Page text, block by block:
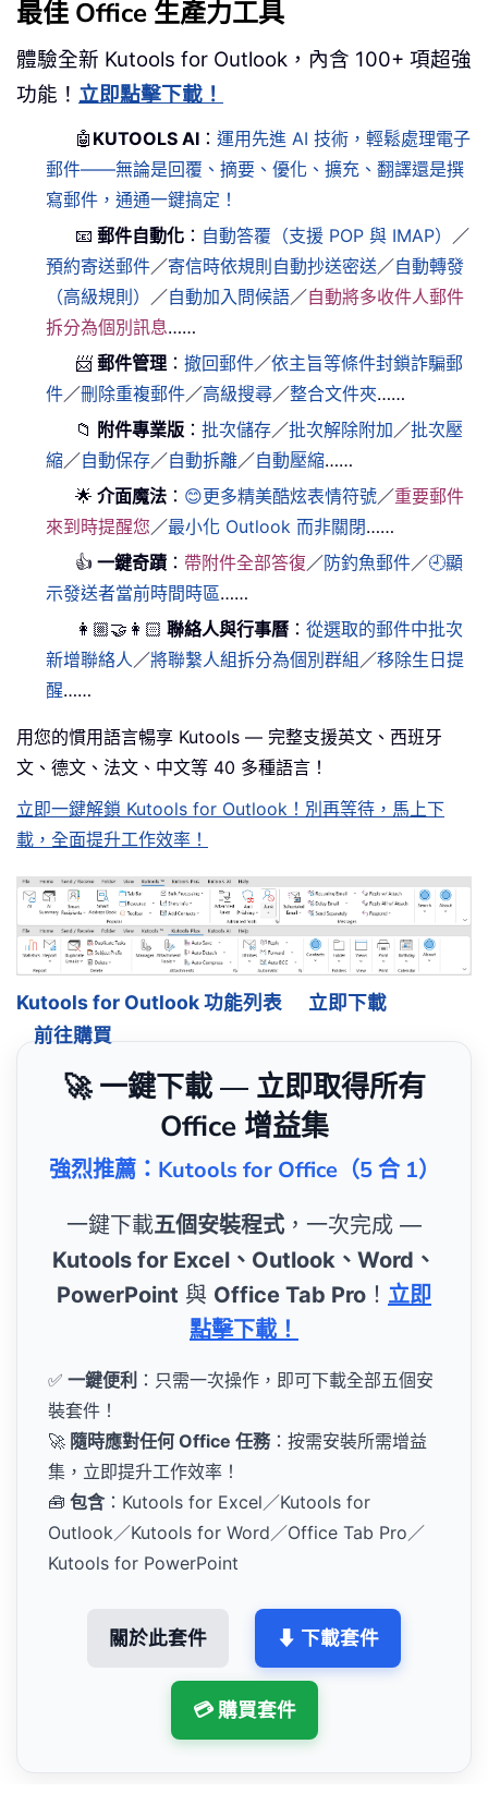
最佳 Office 生產力工具
體驗全新 Kutools for Outlook，內含 100+ 項超強
功能！ 立即點擊下載！
🤖 KUTOOLS AI ：運用先進 AI 技術，輕鬆處理電子
郵件——無論是回覆、摘要、優化、擴充、翻譯還是撰
寫郵件，通通一鍵搞定！
📧 郵件自動化 ： 自動答覆（支援 POP 與 IMAP） ／
預約寄送郵件／寄信時依規則自動抄送密送／自動轉發
（高級規則） ／自動加入問候語／自動將多收件人郵件
拆分為個別訊息……
📨 郵件管理 ：撤回郵件／依主旨等條件封鎖詐騙郵
件／刪除重複郵件／高級搜尋／整合文件夾……
📁 附件專業版 ：批次儲存／批次解除附加／批次壓
縮／自動保存／自動拆離／自動壓縮……
🌟 介面魔法 ： 😊更多精美酷炫表情符號／重要郵件
來到時提醒您／最小化 Outlook 而非關閉……
👍 一鍵奇蹟 ： 帶附件全部答復／防釣魚郵件／🕘顯
示發送者當前時間時區……
👩🏼‍🤝‍👩🏻 聯絡人與行事曆 ：從選取的郵件中批次
新增聯絡人／將聯繫人組拆分為個別群組 ／移除生日提
醒……
用您的慣用語言暢享 Kutools — 完整支援英文、西班牙
文、德文、法文、中文等 40 多種語言！
立即一鍵解鎖 Kutools for Outlook！別再等待，馬上下
載，全面提升工作效率！
Kutools for Outlook 功能列表
立即下載
前往購買
🚀 一鍵下載 — 立即取得所有
Office 增益集
強烈推薦：Kutools for Office（5 合 1）
一鍵下載五個安裝程式 ，一次完成 —
Kutools for Excel、Outlook、Word、
PowerPoint 與 Office Tab Pro ！ 立即
點擊下載！
✅ 一鍵便利 ：只需一次操作，即可下載全部五個安
裝套件！
🚀 隨時應對任何 Office 任務：按需安裝所需增益
集，立即提升工作效率！
🧰 包含：Kutools for Excel／Kutools for
Outlook／Kutools for Word／Office Tab Pro／
Kutools for PowerPoint
關於此套件 ⬇ 下載套件
💳 購買套件